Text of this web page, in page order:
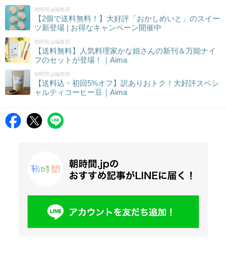
朝時間.jp編集部
【2個で送料無料！】大好評「おかしめいと」のスイー
ツ新登場 | お得なキャンペーン開催中
朝時間.jp編集部
【送料無料】人気料理家かな姐さんの新刊＆万能ナイ
フのセットが登場！｜Aima
朝時間.jp編集部
【送料込・初回5%オフ】訳ありおトク！大好評スペシ
ャルティコーヒー豆｜Aima